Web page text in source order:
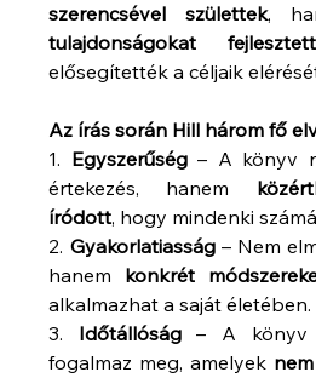
szerencsével születtek,
tulajdonságokat
elősegítették a céljaik
Az írás során Hill három fő
1. Egyszerűség – A könyv
értekezés, hanem
íródott, hogy mindenki
2. Gyakorlatiasság – Nem
hanem konkrét
alkalmazhat a saját életében.
3. Időtállóság – A könyv
fogalmaz meg, amelyek